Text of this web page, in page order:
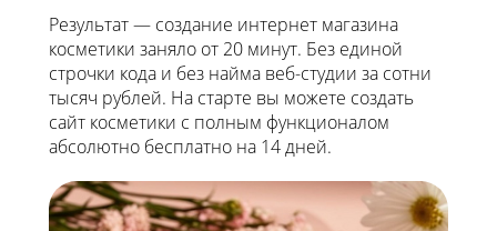
Результат — создание интернет магазина
косметики заняло от 20 минут. Без единой
строчки кода и без найма веб-студии за сотни
тысяч рублей. На старте вы можете создать
сайт косметики с полным функционалом
абсолютно бесплатно на 14 дней.